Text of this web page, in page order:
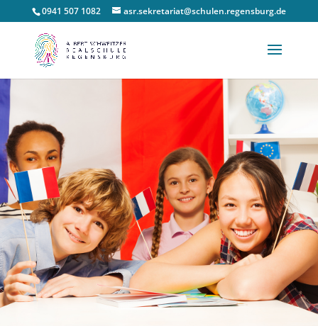
0941 507 1082 asr.sekretariat@schulen.regensburg.de